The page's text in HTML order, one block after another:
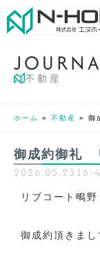
JOU RNA
不動産
ホーム » 不動産 » 御
御成約御礼
2026.05.23
リブコート鴫野
御成約頂きまし